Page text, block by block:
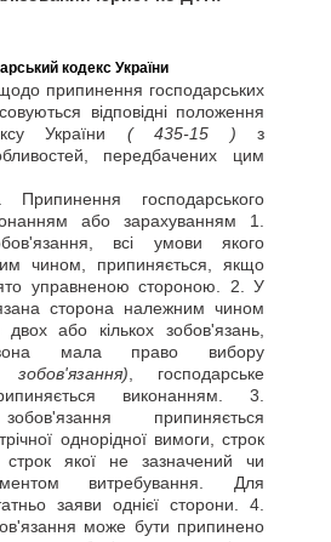
кодекс України
припинення господарських
відповідні положення
України ( 435-15 ) з
передбачених цим
господарського
або зарахуванням 1.
всі умови якого
чином, припиняється, якщо
управненою стороною. 2. У
сторона належним чином
або кількох зобов'язань,
мала право вибору
, господарське
виконанням. 3.
припиняється
однорідної вимоги, строк
якої не зазначений чи
витребування. Для
заяви однієї сторони. 4.
може бути припинено